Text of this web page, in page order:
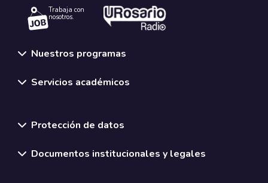
Trabaja con
nosotros.
Nuestros programas
Servicios académicos
Protección de datos
Documentos institucionales y legales